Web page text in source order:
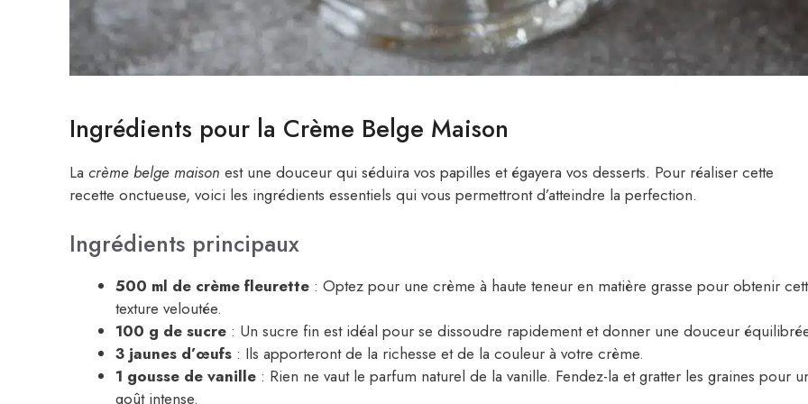
Ingrédients pour la Crème Belge Maison
La crème belge maison est une douceur qui séduira vos papilles et égayera vos desserts. Pour réaliser cette
recette onctueuse, voici les ingrédients essentiels qui vous permettront d’atteindre la perfection.
Ingrédients principaux
500 ml de crème fleurette : Optez pour une crème à haute teneur en matière grasse pour obtenir
texture veloutée.
100 g de sucre : Un sucre fin est idéal pour se dissoudre rapidement et donner une douceur
3 jaunes d’œufs : Ils apporteront de la richesse et de la couleur à votre crème.
1 gousse de vanille : Rien ne vaut le parfum naturel de la vanille. Fendez-la et gratter les graines pour
goût intense.